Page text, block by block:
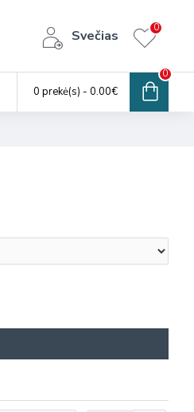
Svečias 0
0 prekė(s) - 0.00€
0